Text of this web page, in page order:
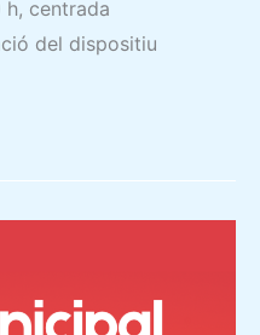
centrada
del dispositiu